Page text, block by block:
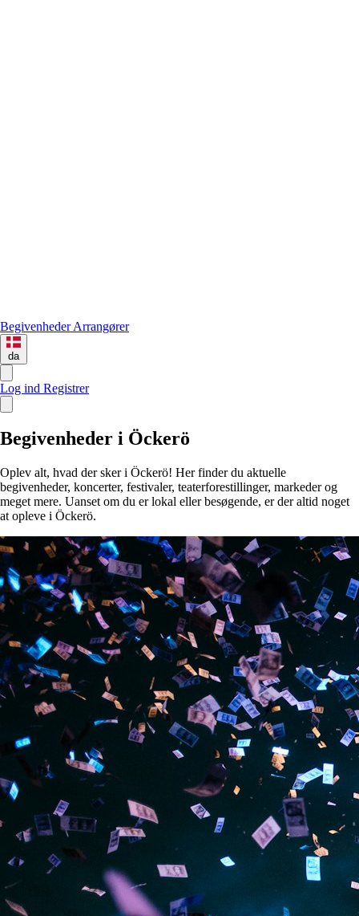
BegivenhederArrangører
da
Log ind Registrer
Begivenheder i Öckerö
Oplev alt, hvad der sker i Öckerö! Her finder du aktuelle
begivenheder, koncerter, festivaler, teaterforestillinger, markeder og
meget mere. Uanset om du er lokal eller besøgende, er der altid noget
at opleve i Öckerö.